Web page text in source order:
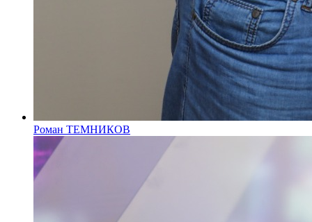
Роман ТЕМНИКОВ